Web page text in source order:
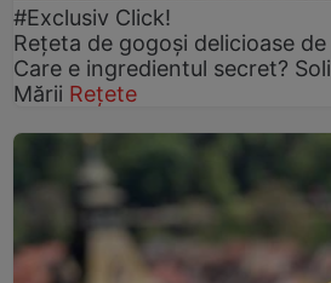
#Exclusiv Click!
Rețeta de gogoşi delicioase
Care e ingredientul secret?
Mării Rețete